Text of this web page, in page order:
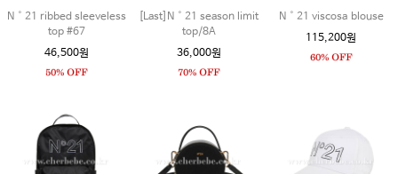
N˚21 ribbed sleeveless
top #67
46,500원
[Last]N˚21 season limit
top/8A
36,000원
N˚21 viscosa blouse
115,200원